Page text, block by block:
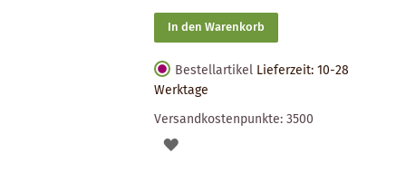
In den Warenkorb
Bestellartikel Lieferzeit: 10-28
Werktage
Versandkostenpunkte:3500
AUF